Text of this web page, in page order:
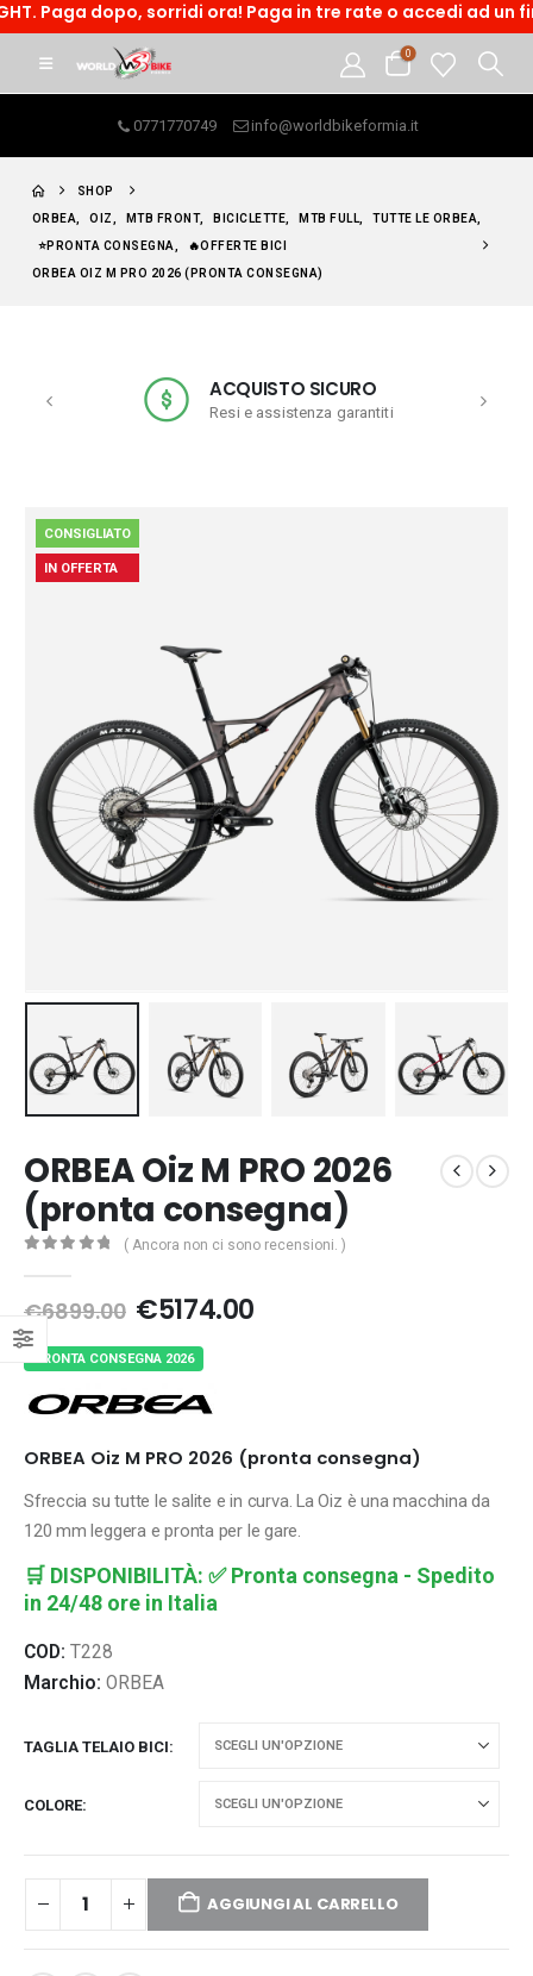
dopo, sorridi ora! Paga in tre rate o accedi ad un
0
0771770749 info@worldbikeformia.it
SHOP
ORBEA OIZ MTB FRONT, BICICLETTE MTB FULL TUTTE LE ORBEA
⭐PRONTA CONSEGNA 🔥OFFERTE BICI
ORBEA OIZ M PRO 2026 (PRONTA CONSEGNA)
ACQUISTO SICURO
Resi e assistenza garantiti
CONSIGLIATO
IN OFFERTA
ORBEA Oiz M PRO 2026
(pronta consegna)
( Ancora non ci sono recensioni. )
€6899.00 Il
originale
era:
€6899.00.
€5174.00Il
PRONTA CONSEGNA 2026
ORBEA Oiz M PRO 2026 (pronta consegna)
Sfreccia su tutte le salite e in curva. La Oiz è una macchina da
120 mm leggera e pronta per le gare.
🛒 DISPONIBILITÀ: ✅ Pronta consegna - Spedito
in 24/48 ore in Italia
COD: T228
Marchio: ORBEA
TAGLIA TELAIO BICI
COLORE
AGGIUNGI AL CARRELLO